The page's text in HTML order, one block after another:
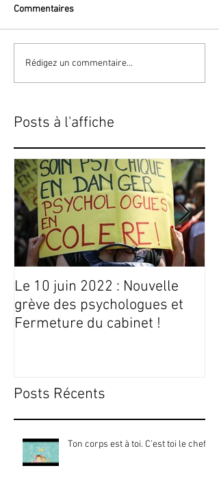
Commentaires
Rédigez un commentaire...
Posts à l'affiche
Le 10 juin 2022 : Nouvelle
grève des psychologues et
Fermeture du cabinet !
Posts Récents
Ton corps est à toi. C'est toi le chef !